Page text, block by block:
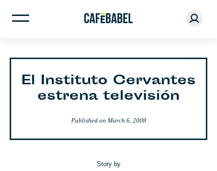
El Instituto Cervantes
estrena televisión
Published on March 6, 2008
Story by